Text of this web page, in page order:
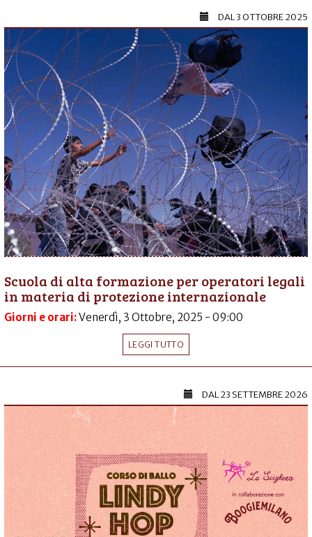
DAL3 OTTOBRE 2025
Scuola di alta formazione per operatori legali
in materia di protezione internazionale
Giorni e orari:Venerdì, 3 Ottobre, 2025 - 09:00
LEGGI TUTTO
DAL23 SETTEMBRE 2026